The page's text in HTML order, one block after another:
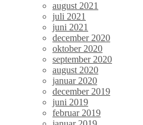
august 2021
juli 2021
juni 2021
december 2020
oktober 2020
september 2020
august 2020
januar 2020
december 2019
juni 2019
februar 2019